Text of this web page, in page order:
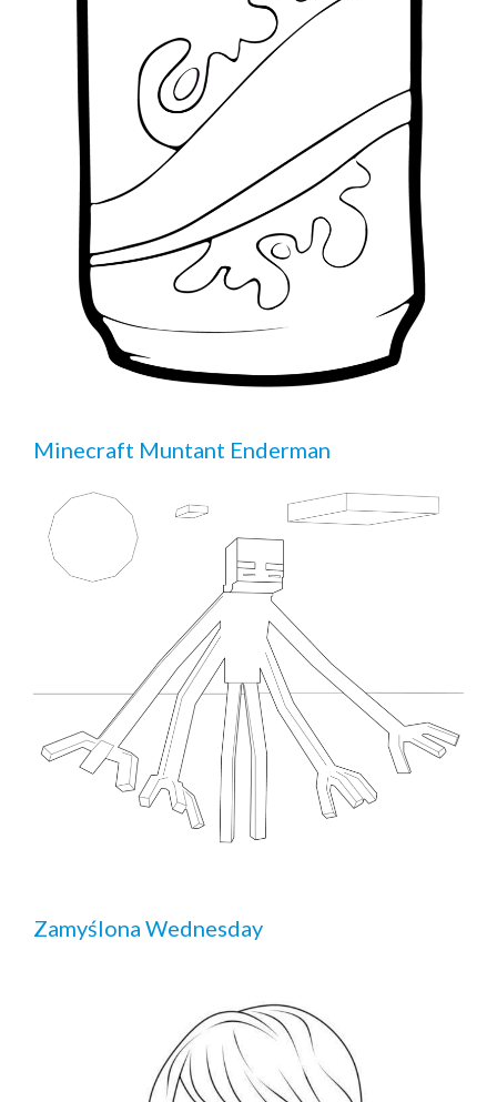
Minecraft Muntant Enderman
Zamyślona Wednesday